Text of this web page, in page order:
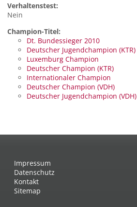
Verhaltenstest:
Nein
Champion-Titel:
Dt. Bundessieger 2010
Deutscher Jugendchampion (KTR)
Luxemburg Champion
Deutscher Champion (KTR)
Internationaler Champion
Deutscher Champion (VDH)
Deutscher Jugendchampion (VDH)
Impressum
Datenschutz
Kontakt
Sitemap